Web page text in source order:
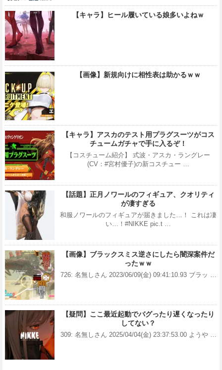
【キャラ】ヒール履いている娘多いよねｗ
【画像】新規向けに相性表は助かるｗｗ
【キャラ】アスカのテスト用プラグスーツがコス
チュームガチャで手に入るぞ！
【コスチューム紹介】 式波・アスカ・ラングレー
(CV：#宮村優子)の新コスチュー …
【話題】正月ノワールのフィギュア、クオリティ
が凄すぎる
和服ノワールのフィギュアが届きました…！ これは凄
い…！#NIKKE pic.t …
【画像】ブラックスミス逆さにしたら闇深案件だ
ったｗｗ
726: 名無しさん 2023/06/09(金) 09:41:10.93 ブラッ …
【疑問】ここ最近起動でバグったり遅くなったり
してない？
309: 名無しさん 2025/04/04(金) 23:37:53.00 ようや …